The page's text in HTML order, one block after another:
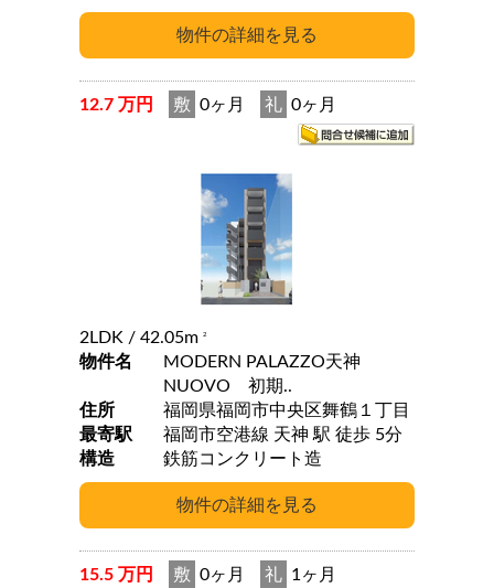
12.7 万円 敷 0ヶ月 礼 0ヶ月
2LDK / 42.05m 2
物件名
MODERN PALAZZO天神
NUOVO 初期..
住所
福岡県福岡市中央区舞鶴１丁目
最寄駅
福岡市空港線 天神 駅 徒歩 5分
構造
鉄筋コンクリート造
15.5 万円 敷 0ヶ月 礼 1ヶ月